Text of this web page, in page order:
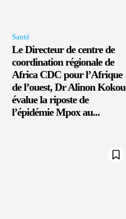
Santé
Le Directeur de centre de
coordination régionale de
Africa CDC pour l’Afrique
de l’ouest, Dr Alinon Kokou
évalue la riposte de
l’épidémie Mpox au...